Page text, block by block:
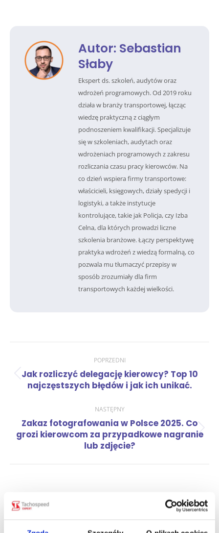
Autor: Sebastian
Słaby
Ekspert ds. szkoleń, audytów oraz
wdrożeń programowych. Od 2019 roku
działa w branży transportowej, łącząc
wiedzę praktyczną z ciągłym
podnoszeniem kwalifikacji. Specjalizuje
się w szkoleniach, audytach oraz
wdrożeniach programowych z zakresu
rozliczania czasu pracy kierowców. Na
co dzień wspiera firmy transportowe:
właścicieli, księgowych, działy spedycji i
logistyki, a także instytucje
kontrolujące, takie jak Policja, czy Izba
Celna, dla których prowadzi liczne
szkolenia branżowe. Łączy perspektywę
praktyka wdrożeń z wiedzą formalną, co
pozwala mu tłumaczyć przepisy w
sposób zrozumiały dla firm
transportowych każdej wielkości.
Nawigacja
wpisów
POPRZEDNI
Poprzedni
wpis:
Jak rozliczyć delegację kierowcy? Top 10
najczęstszych błędów i jak ich unikać.
NASTĘPNY
Następny
wpis:
Zakaz fotografowania w Polsce 2025. Co
grozi kierowcom za przypadkowe nagranie
lub zdjęcie?
Zobacz również